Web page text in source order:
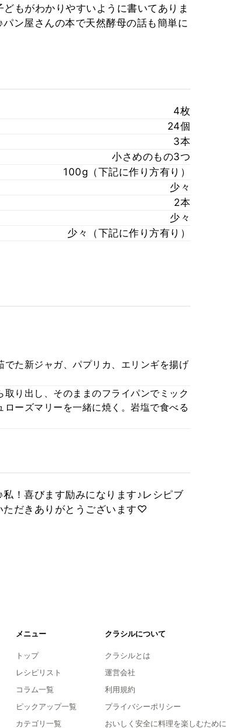
もがわかりやすいように書いてありま
ン屋さんの本で天然酵母の話も簡単に
4枚
24個
3本
小さめのもの3つ
100g（下記に作り方有り）
少々
2本
少々
少々（下記に作り方有り）
た新ジャガ、パプリカ、エリンギを揚げ
り出し、そのままのフライパンでミック
ーズマリーを一緒に焼く。岩塩で食べる
！喜びます励みになります♪レシピブ
ただきありがとうございます♡
メニュー
トップ
レシピリスト
コラム一覧
ピックアップ一覧
カテゴリ一覧
クラシルについて
クラシルとは
運営会社
利用規約
プライバシーポリシー
おいしく安全に料理を楽しむために